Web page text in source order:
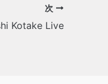
次
Kotake Live